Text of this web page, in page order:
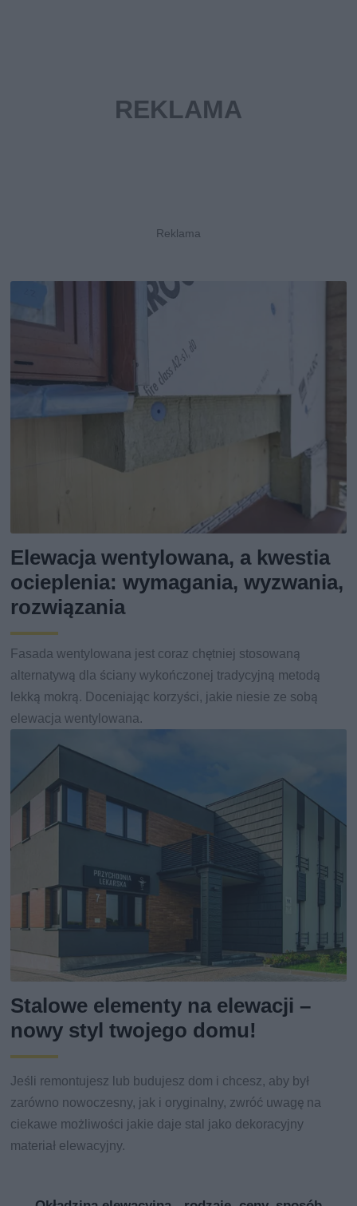
Elewacja wentylowana, a kwestia
ocieplenia: wymagania, wyzwania,
rozwiązania
Fasada wentylowana jest coraz chętniej stosowaną
alternatywą dla ściany wykończonej tradycyjną metodą
lekką mokrą. Doceniając korzyści, jakie niesie ze sobą
elewacja wentylowana.
Stalowe elementy na elewacji –
nowy styl twojego domu!
Jeśli remontujesz lub budujesz dom i chcesz, aby był
zarówno nowoczesny, jak i oryginalny, zwróć uwagę na
ciekawe możliwości jakie daje stal jako dekoracyjny
materiał elewacyjny.